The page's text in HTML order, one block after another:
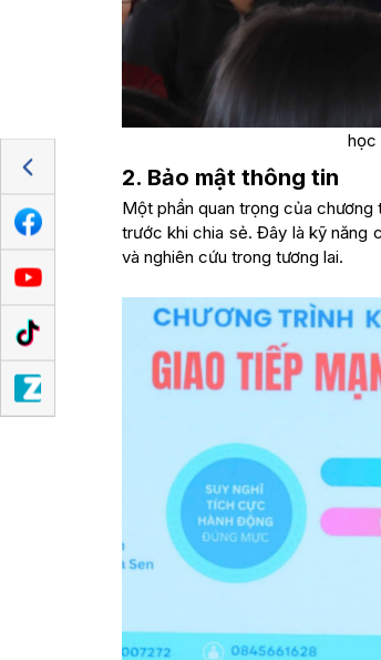
học
2. Bảo mật thông tin
Một phần quan trọng của chương
trước khi chia sẻ. Đây là kỹ năng
và nghiên cứu trong tương lai.